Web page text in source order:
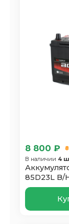
8 800 ₽
В наличии 4
85D23L B/